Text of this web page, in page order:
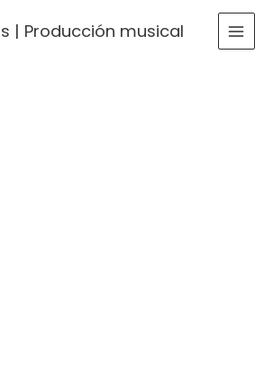
| Producción musical